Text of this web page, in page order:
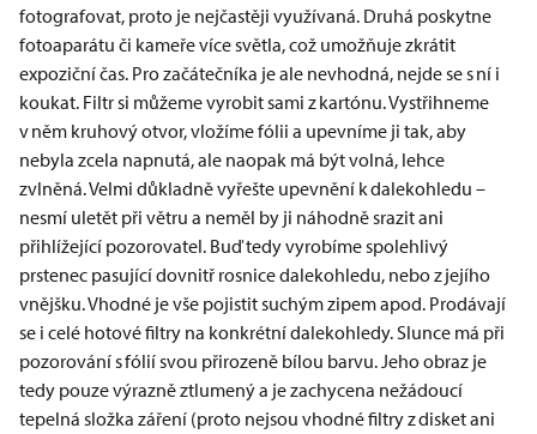
fotografovat, proto je nejčastěji využívaná. Druhá poskytne
fotoaparátu či kameře více světla, což umožňuje zkrátit
expoziční čas. Pro začátečníka je ale nevhodná, nejde se s ní i
koukat. Filtr si můžeme vyrobit sami z kartónu. Vystřihneme
v něm kruhový otvor, vložíme fólii a upevníme ji tak, aby
nebyla zcela napnutá, ale naopak má být volná, lehce
zvlněná. Velmi důkladně vyřešte upevnění k dalekohledu –
nesmí uletět při větru a neměl by ji náhodně srazit ani
přihlížející pozorovatel. Buď tedy vyrobíme spolehlivý
prstenec pasující dovnitř rosnice dalekohledu, nebo z jejího
vnějšku. Vhodné je vše pojistit suchým zipem apod. Prodávají
se i celé hotové filtry na konkrétní dalekohledy. Slunce má při
pozorování s fólií svou přirozeně bílou barvu. Jeho obraz je
tedy pouze výrazně ztlumený a je zachycena nežádoucí
tepelná složka záření (proto nejsou vhodné filtry z disket ani